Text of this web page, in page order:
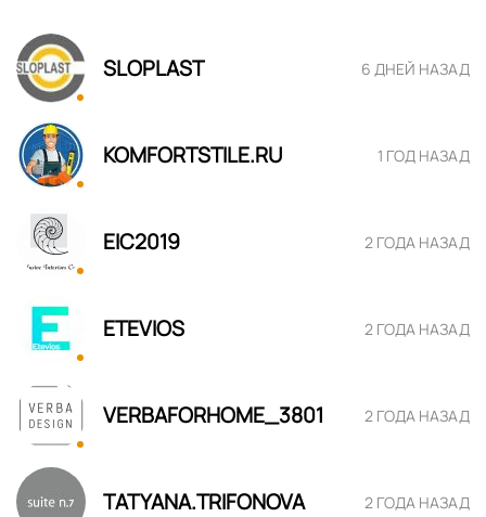
SLOPLAST 6 ДНЕЙ НАЗАД
KOMFORTSTILE.RU 1 ГОД НАЗАД
EIC2019 2 ГОДА НАЗАД
ETEVIOS 2 ГОДА НАЗАД
VERBAFORHOME_3801 2 ГОДА НАЗАД
TATYANA.TRIFONOVA 2 ГОДА НАЗАД